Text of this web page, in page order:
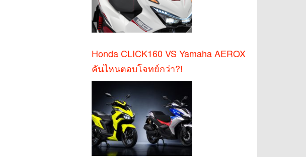
Honda CLICK160 VS Yamaha AEROX
คันไหนตอบโจทย์กว่า?!